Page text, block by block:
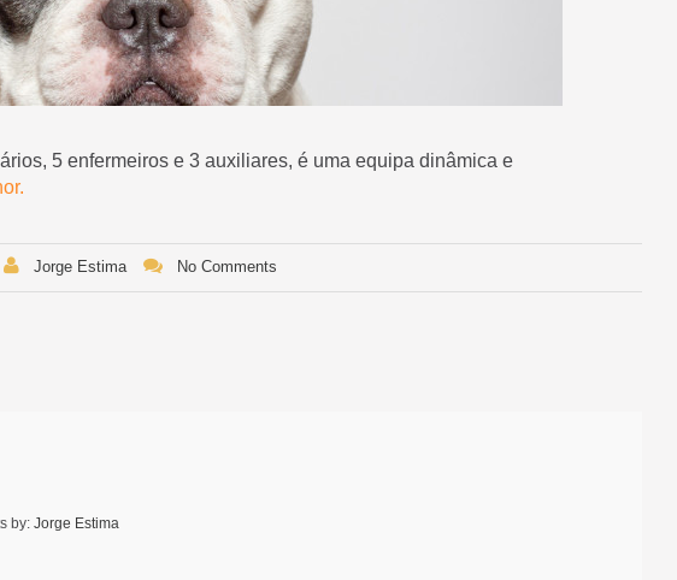
5 enfermeiros e 3 auxiliares, é uma equipa dinâmica e
Jorge Estima No Comments
by: Jorge Estima